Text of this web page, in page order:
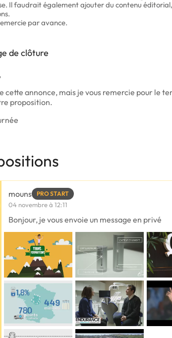
Il faudrait également ajouter du contenu
par avance.
de clôture
cette annonce, mais je vous remercie pour le
proposition.
mouns PRO START
04 novembre à 12:11
Bonjour, je vous envoie un message en privé